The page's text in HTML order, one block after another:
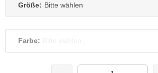
Größe: Bitte wählen
Farbe: